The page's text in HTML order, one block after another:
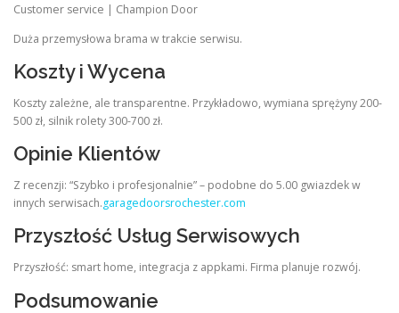
Customer service | Champion Door
Duża przemysłowa brama w trakcie serwisu.
Koszty i Wycena
Koszty zależne, ale transparentne. Przykładowo, wymiana sprężyny 200-
500 zł, silnik rolety 300-700 zł.
Opinie Klientów
Z recenzji: “Szybko i profesjonalnie” – podobne do 5.00 gwiazdek w
innych serwisach.garagedoorsrochester.com
Przyszłość Usług Serwisowych
Przyszłość: smart home, integracja z appkami. Firma planuje rozwój.
Podsumowanie